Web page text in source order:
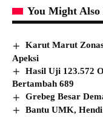
You Might
Karut Marut
Apeksi
Hasil Uji 123.572
Bertambah 689
Grebeg Besar
Bantu UMK,